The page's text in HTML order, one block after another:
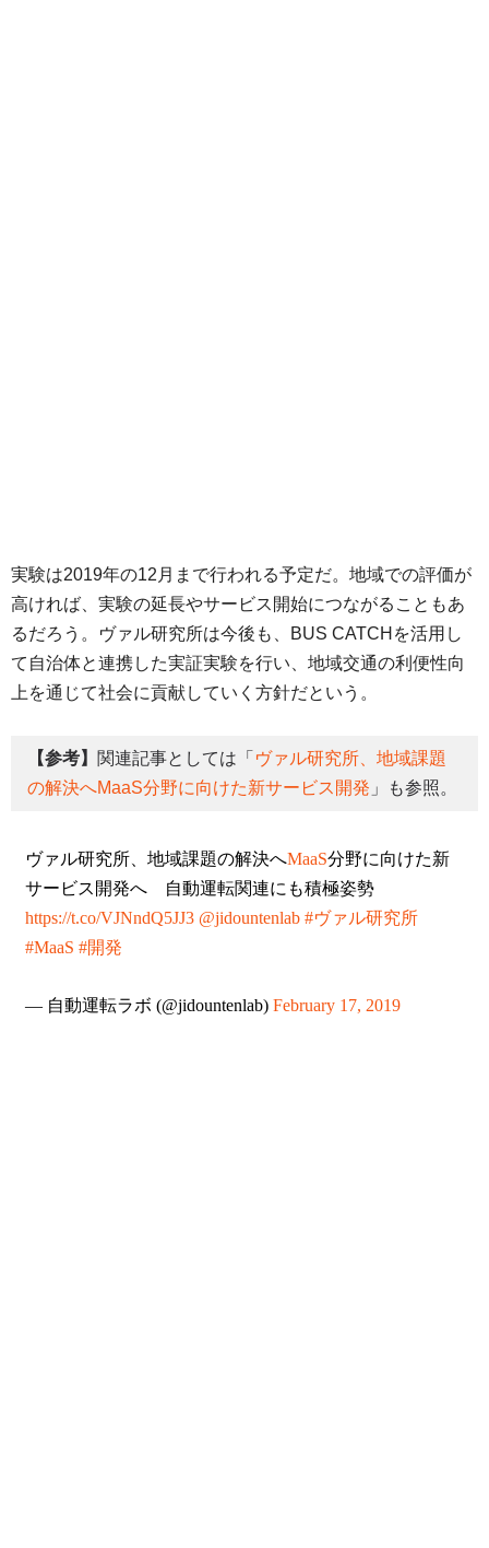
実験は2019年の12月まで行われる予定だ。地域での評価が
高ければ、実験の延長やサービス開始につながることもあ
るだろう。ヴァル研究所は今後も、BUS CATCHを活用し
て自治体と連携した実証実験を行い、地域交通の利便性向
上を通じて社会に貢献していく方針だという。
【参考】 関連記事としては「 ヴァル研究所、地域課題
の解決へMaaS分野に向けた新サービス開発 」も参照。
ヴァル研究所、地域課題の解決へMaaS分野に向けた新
サービス開発へ 自動運転関連にも積極姿勢
https://t.co/VJNndQ5JJ3 @jidountenlab #ヴァル研究所
#MaaS #開発
— 自動運転ラボ (@jidountenlab) February 17, 2019